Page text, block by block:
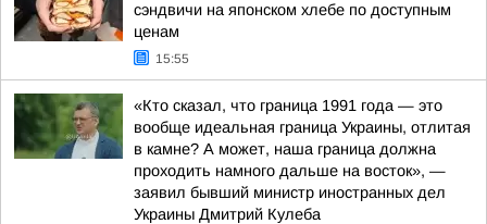
сэндвичи на японском хлебе по доступным
ценам
15:55
«Кто сказал, что граница 1991 года — это
вообще идеальная граница Украины, отлитая
в камне? А может, наша граница должна
проходить намного дальше на восток», —
заявил бывший министр иностранных дел
Украины Дмитрий Кулеба